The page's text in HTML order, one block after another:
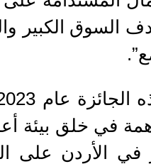
السوق الكبير
في خلق بيئة
في الأردن على